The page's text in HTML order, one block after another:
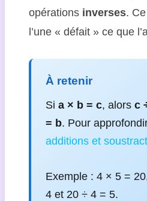
opérations inverses.
l’une « défait » ce que
À retenir
Si a × b = c, alors c
= b. Pour
additions et
Exemple : 4 × 5 =
4 et 20 ÷ 4 = 5.